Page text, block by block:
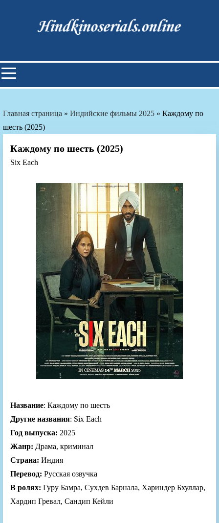
Индийские фильмы смотреть
онлайн
Главная страница » Индийские фильмы 2025 » Каждому по
шесть (2025)
Каждому по шесть (2025)
Six Each
Название: Каждому по шесть
Другие названия: Six Each
Год выпуска: 2025
Жанр: Драма, криминал
Страна: Индия
Перевод: Русская озвучка
В ролях: Гуру Бамра, Сухдев Барнала, Хариндер Бхуллар,
Хардип Гревал, Сандип Кейли